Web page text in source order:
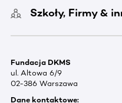
Szkoły, Firmy &
Fundacja DKMS
ul. Altowa 6/9
02-386 Warszawa
Dane kontaktowe: